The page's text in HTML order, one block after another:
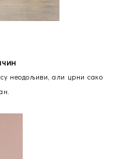
неодољиви, али црни сако